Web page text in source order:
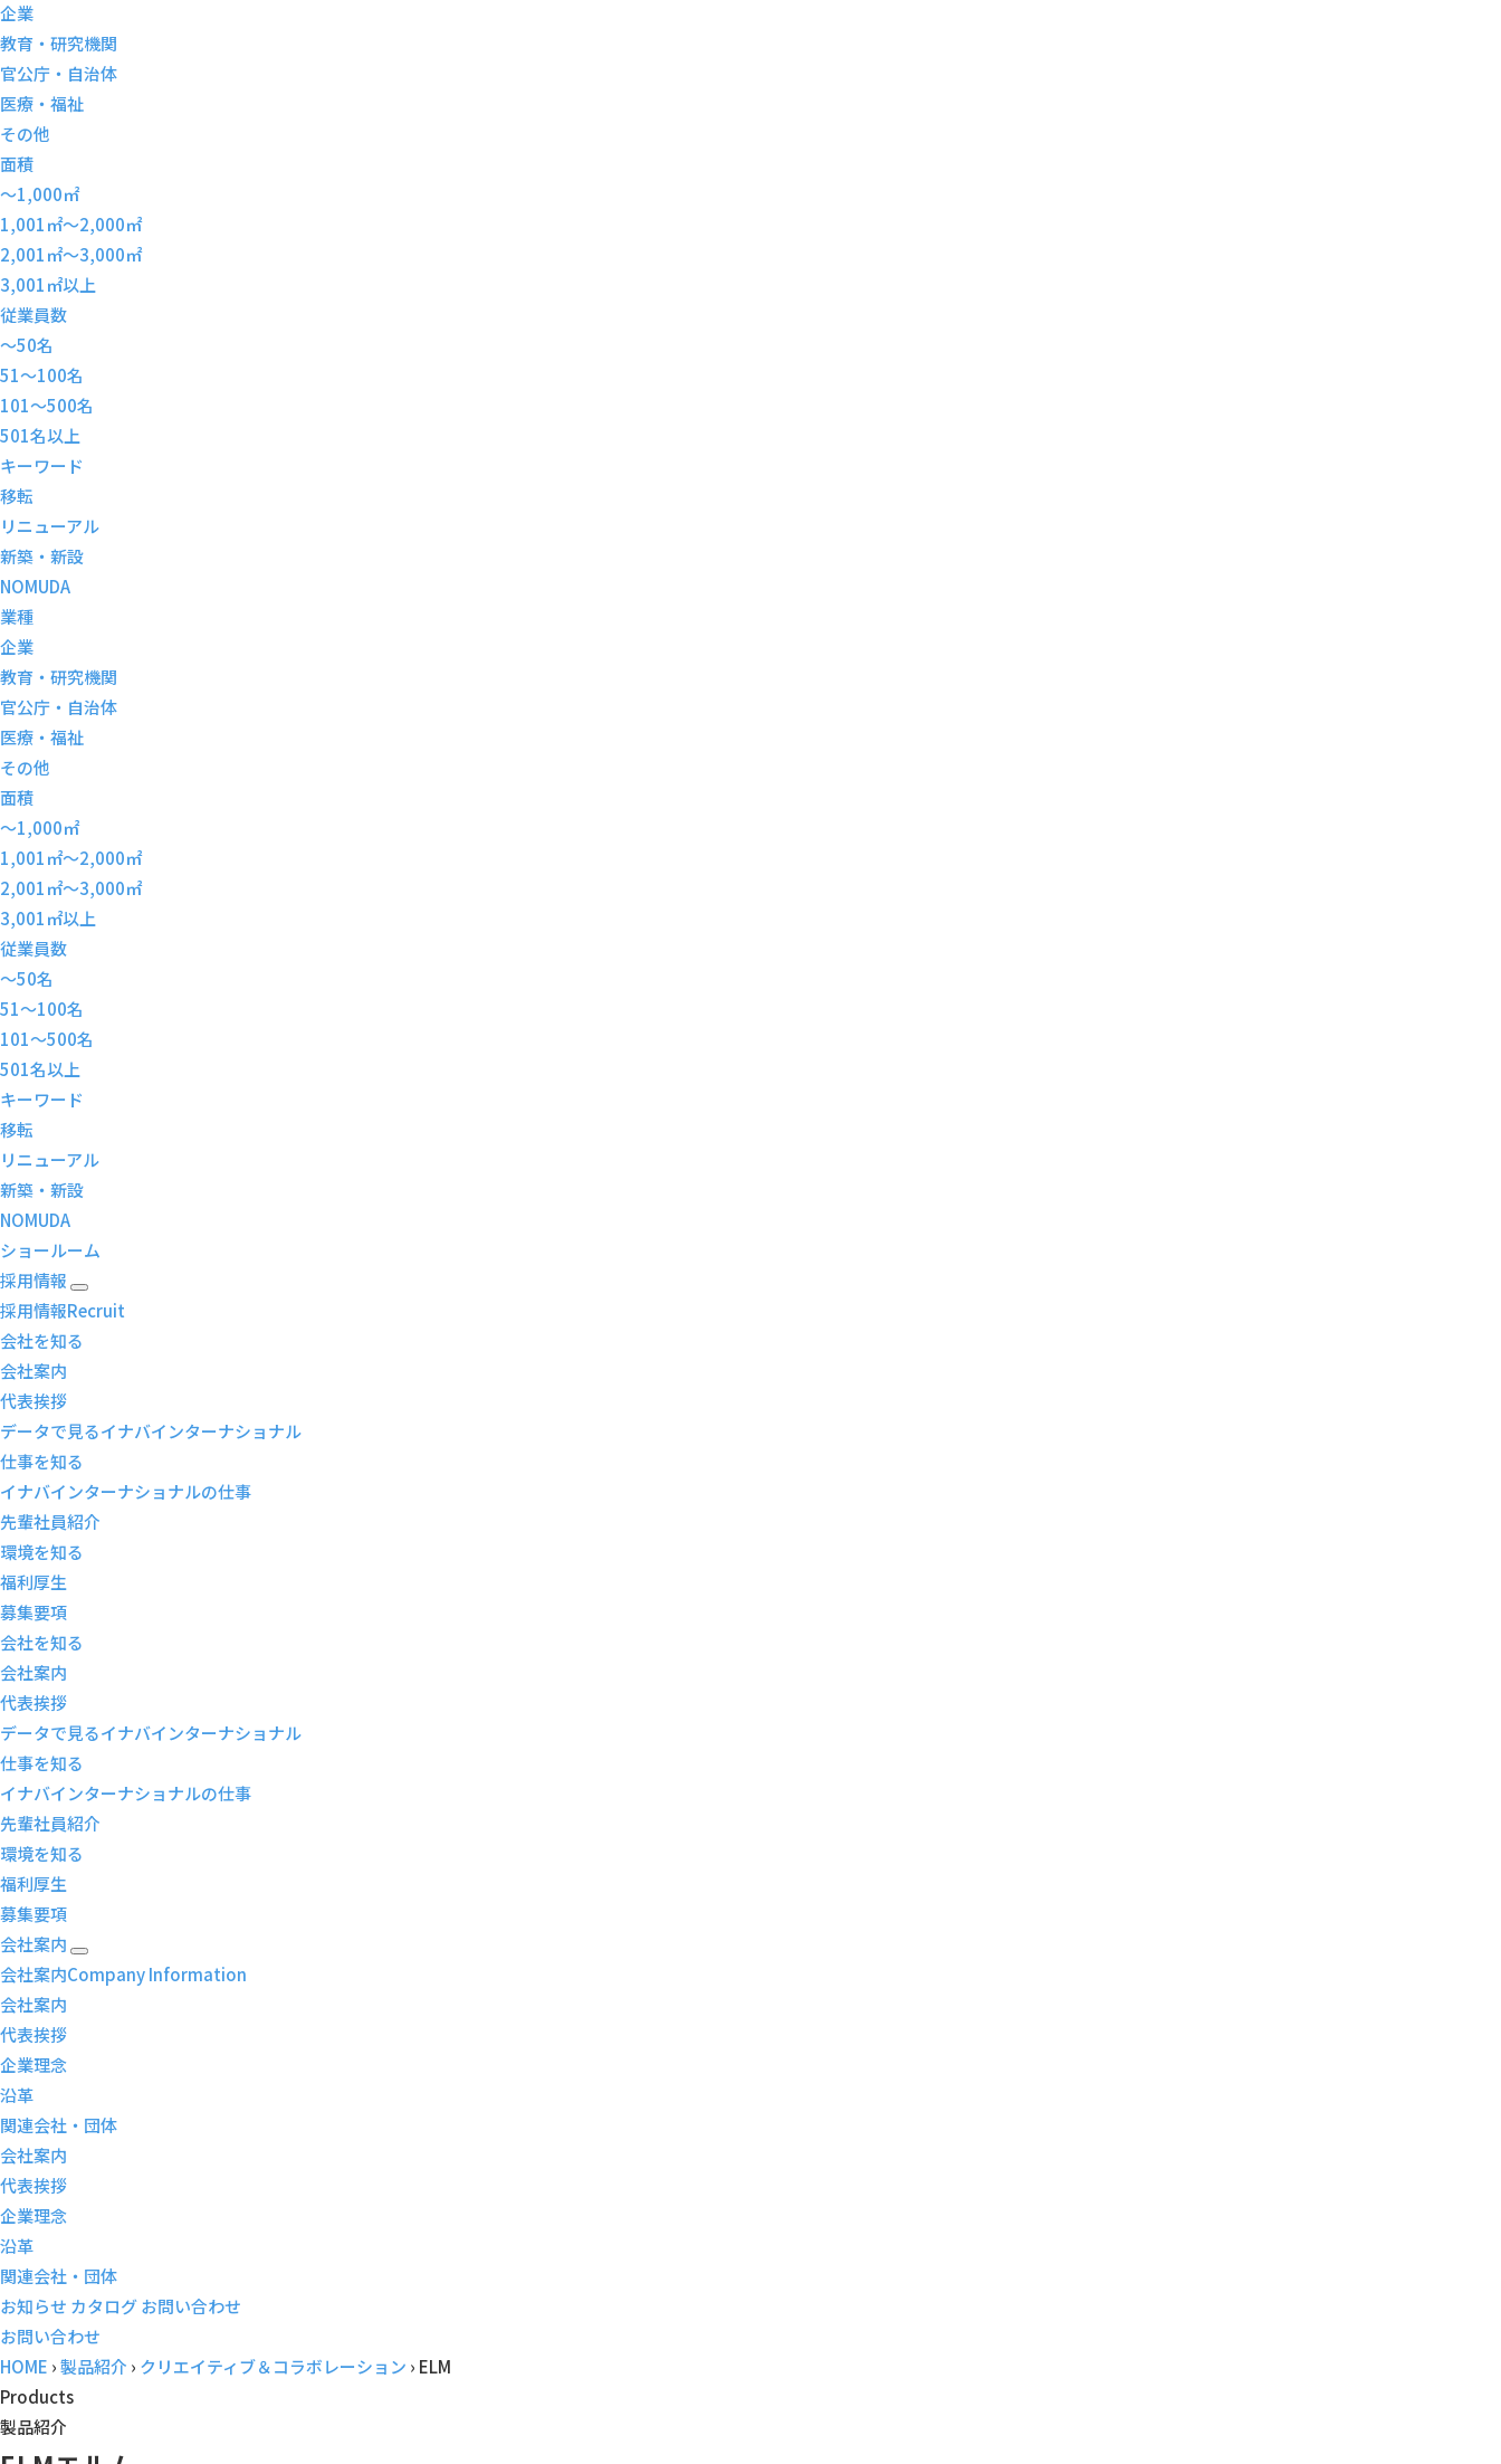
企業
教育・研究機関
官公庁・自治体
医療・福祉
その他
面積
～1,000㎡
1,001㎡～2,000㎡
2,001㎡～3,000㎡
3,001㎡以上
従業員数
～50名
51～100名
101～500名
501名以上
キーワード
移転
リニューアル
新築・新設
NOMUDA
業種
企業
教育・研究機関
官公庁・自治体
医療・福祉
その他
面積
～1,000㎡
1,001㎡～2,000㎡
2,001㎡～3,000㎡
3,001㎡以上
従業員数
～50名
51～100名
101～500名
501名以上
キーワード
移転
リニューアル
新築・新設
NOMUDA
ショールーム
採用情報
採用情報Recruit
会社を知る
会社案内
代表挨拶
データで見るイナバインターナショナル
仕事を知る
イナバインターナショナルの仕事
先輩社員紹介
環境を知る
福利厚生
募集要項
会社を知る
会社案内
代表挨拶
データで見るイナバインターナショナル
仕事を知る
イナバインターナショナルの仕事
先輩社員紹介
環境を知る
福利厚生
募集要項
会社案内
会社案内Company Information
会社案内
代表挨拶
企業理念
沿革
関連会社・団体
会社案内
代表挨拶
企業理念
沿革
関連会社・団体
お知らせ カタログお問い合わせ
お問い合わせ
HOME ›製品紹介 › クリエイティブ＆コラボレーション › ELM
Products
製品紹介